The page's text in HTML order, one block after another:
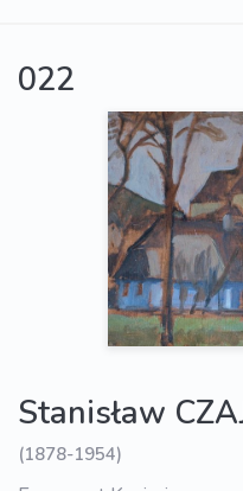
022
Stanisław
(1878-1954)